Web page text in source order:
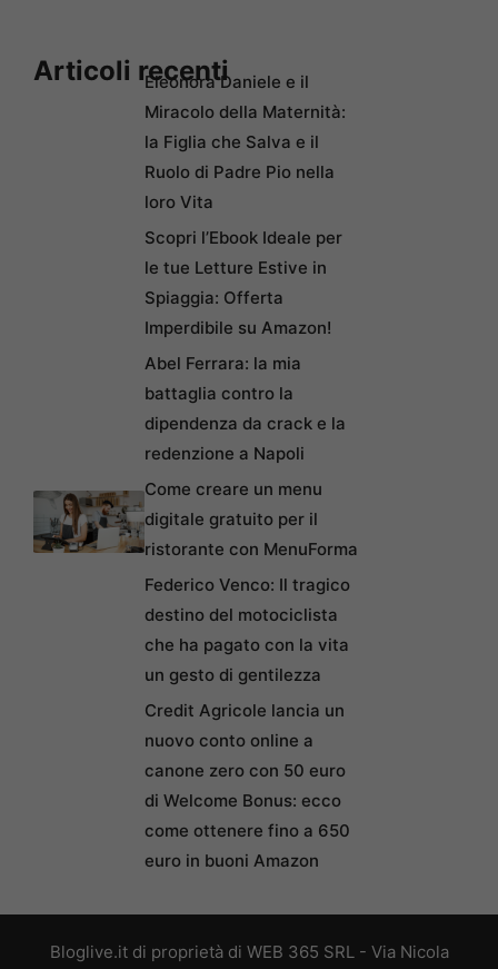
Articoli recentiEleonora Daniele e il
Miracolo della Maternità:
la Figlia che Salva e il
Ruolo di Padre Pio nella
loro Vita
Scopri l’Ebook Ideale per
le tue Letture Estive in
Spiaggia: Offerta
Imperdibile su Amazon!
Abel Ferrara: la mia
battaglia contro la
dipendenza da crack e la
redenzione a Napoli
Come creare un menu
digitale gratuito per il
ristorante con MenuForma
Federico Venco: Il tragico
destino del motociclista
che ha pagato con la vita
un gesto di gentilezza
Credit Agricole lancia un
nuovo conto online a
canone zero con 50 euro
di Welcome Bonus: ecco
come ottenere fino a 650
euro in buoni Amazon
Bloglive.it di proprietà di WEB 365 SRL - Via Nicola